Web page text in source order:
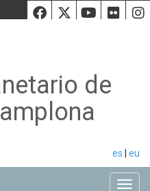
Facebook
Twiiter
de
es eu